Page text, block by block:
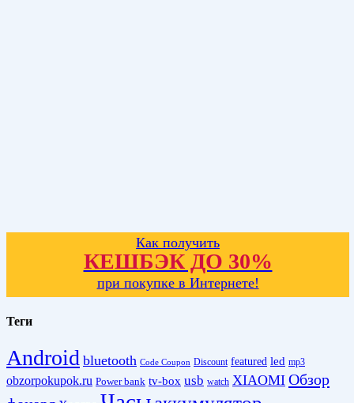
Как получить
КЕШБЭК ДО 30%
при покупке в Интернете!
Теги
Android bluetooth Code Coupon Discount featured led mp3
obzorpokupok.ru Power bank tv-box usb watch XIAOMI Обзор